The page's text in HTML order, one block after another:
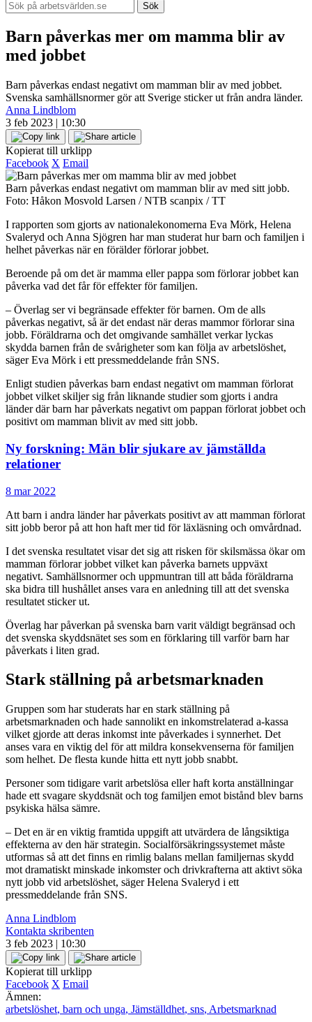
Sök
Barn påverkas mer om mamma blir av
med jobbet
Barn påverkas endast negativt om mamman blir av med jobbet.
Svenska samhällsnormer gör att Sverige sticker ut från andra länder.
Anna Lindblom
3 feb 2023 | 10:30
Kopierat till urklipp
Facebook X Email
Barn påverkas endast negativt om mamman blir av med sitt jobb.
Foto: Håkon Mosvold Larsen / NTB scanpix / TT
I rapporten som gjorts av nationalekonomerna Eva Mörk, Helena
Svaleryd och Anna Sjögren har man studerat hur barn och familjen i
helhet påverkas när en förälder förlorar jobbet.
Beroende på om det är mamma eller pappa som förlorar jobbet kan
påverka vad det får för effekter för familjen.
– Överlag ser vi begränsade effekter för barnen. Om de alls
påverkas negativt, så är det endast när deras mammor förlorar sina
jobb. Föräldrarna och det omgivande samhället verkar lyckas
skydda barnen från de svårigheter som kan följa av arbetslöshet,
säger Eva Mörk i ett pressmeddelande från SNS.
Enligt studien påverkas barn endast negativt om mamman förlorat
jobbet vilket skiljer sig från liknande studier som gjorts i andra
länder där barn har påverkats negativt om pappan förlorat jobbet och
positivt om mamman blivit av med sitt jobb.
Ny forskning: Män blir sjukare av jämställda
relationer
8 mar 2022
Att barn i andra länder har påverkats positivt av att mamman förlorat
sitt jobb beror på att hon haft mer tid för läxläsning och omvårdnad.
I det svenska resultatet visar det sig att risken för skilsmässa ökar om
mamman förlorar jobbet vilket kan påverka barnets uppväxt
negativt. Samhällsnormer och uppmuntran till att båda föräldrarna
ska bidra till hushållet anses vara en anledning till att det svenska
resultatet sticker ut.
Överlag har påverkan på svenska barn varit väldigt begränsad och
det svenska skyddsnätet ses som en förklaring till varför barn har
påverkats i liten grad.
Stark ställning på arbetsmarknaden
Gruppen som har studerats har en stark ställning på
arbetsmarknaden och hade sannolikt en inkomstrelaterad a-kassa
vilket gjorde att deras inkomst inte påverkades i synnerhet. Det
anses vara en viktig del för att mildra konsekvenserna för familjen
som helhet. De flesta kunde hitta ett nytt jobb snabbt.
Personer som tidigare varit arbetslösa eller haft korta anställningar
hade ett svagare skyddsnät och tog familjen emot bistånd blev barns
psykiska hälsa sämre.
– Det en är en viktig framtida uppgift att utvärdera de långsiktiga
effekterna av den här strategin. Socialförsäkringssystemet måste
utformas så att det finns en rimlig balans mellan familjernas skydd
mot dramatiskt minskade inkomster och drivkrafterna att aktivt söka
nytt jobb vid arbetslöshet, säger Helena Svaleryd i ett
pressmeddelande från SNS.
Anna Lindblom
Kontakta skribenten
3 feb 2023 | 10:30
Kopierat till urklipp
Facebook X Email
Ämnen:
arbetslöshet, barn och unga, Jämställdhet, sns, Arbetsmarknad